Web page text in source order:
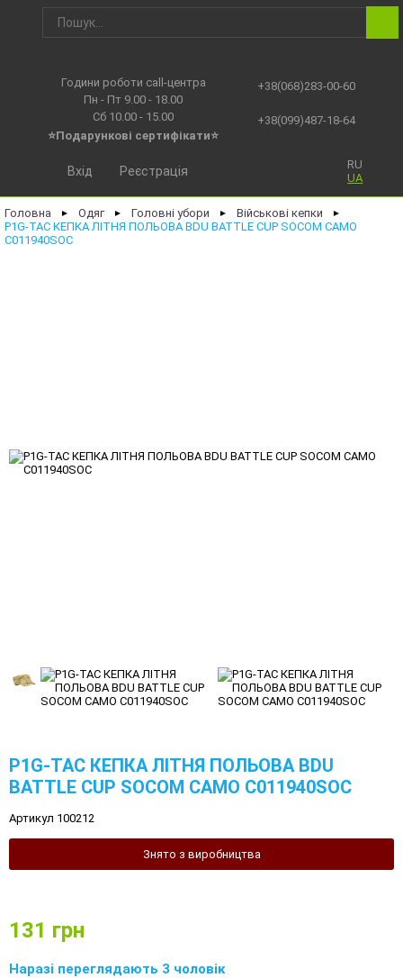
Години роботи call-центра
Пн - Пт 9.00 - 18.00
Сб 10.00 - 15.00
⭐Подарункові сертифікати⭐
+38(068)283-00-60
+38(099)487-18-64
RU
UA
Вхід Реєстрація
Головна ► Одяг ► Головні убори ► Військові кепки ►
P1G-TAC КЕПКА ЛІТНЯ ПОЛЬОВА BDU BATTLE CUP SOCOM CAMO
C011940SOC
P1G-TAC КЕПКА ЛІТНЯ ПОЛЬОВА BDU
BATTLE CUP SOCOM CAMO C011940SOC
Артикул 100212
Знято з виробництва
131 грн
Наразі переглядають 3 чоловік